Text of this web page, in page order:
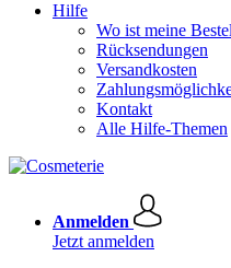
Hilfe
Wo ist meine
Rücksendungen
Versandkosten
Kontakt
Alle Hilfe-Themen
Anmelden
Jetzt anmelden